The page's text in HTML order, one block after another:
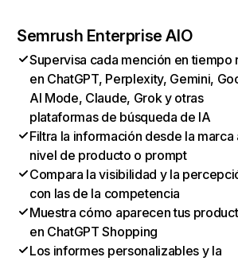
Semrush Enterprise AIO
Supervisa cada mención en tiempo
en ChatGPT, Perplexity, Gemini,
AI Mode, Claude, Grok y otras
plataformas de búsqueda de IA
Filtra la información desde la marca
nivel de producto o prompt
Compara la visibilidad y la
con las de la competencia
Muestra cómo aparecen tus
en ChatGPT Shopping
Los informes personalizables y la